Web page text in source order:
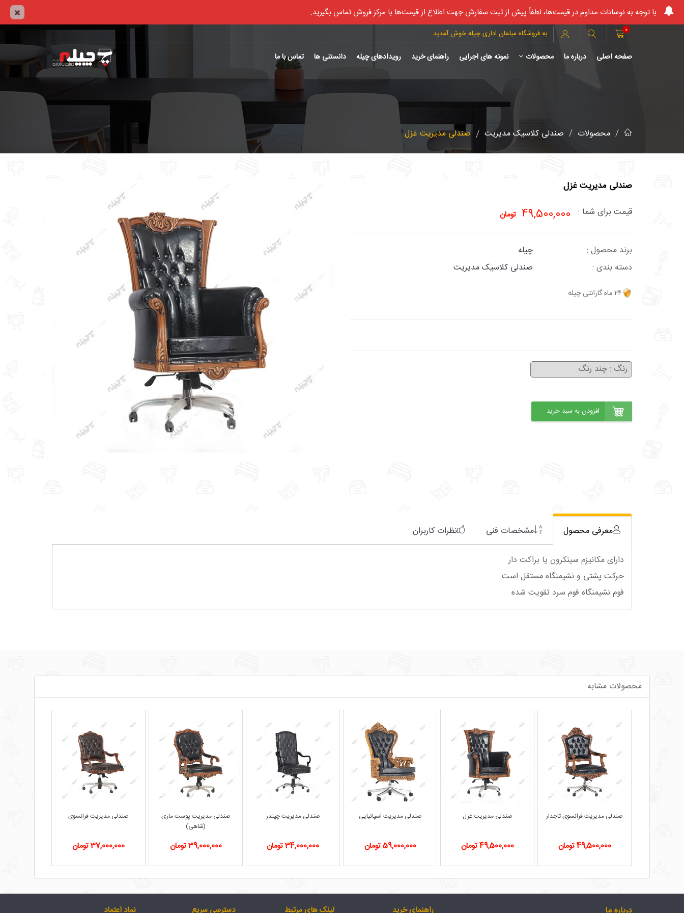
با توجه به نوسانات مداوم در قیمت‌ها، لطفاً پیش از ثبت سفارش جهت اطلاع از قیمت‌ها با مرکز فروش تماس بگیرید.
به فروشگاه مبلمان اداری چیله خوش آمدید 0
صفحه اصلی درباره ما محصولات نمونه های اجرایی راهنمای خرید رویدادهای چیله دانستنی ها تماس با ما
محصولات صندلی کلاسیک مدیریت صندلی مدیریت غزل
صندلی مدیریت غزل
قیمت برای شما : 49,500,000 تومان
برند محصول :
چیله
دسته بندی :
صندلی کلاسیک مدیریت
۲۴ ماه گارانتی چیله
معرفی محصول مشخصات فنی نظرات کاربران
دارای مکانیزم سینکرون یا براکت دار
حرکت پشتی و نشیمنگاه مستقل است
فوم نشیمنگاه فوم سرد تقویت شده
محصولات مشابه
صندلی مدیریت فرانسوی
37,000,000 تومان
صندلی مدیریت پوست ماری
(شاهی)
39,000,000 تومان
صندلی مدیریت چپندر
34,000,000 تومان
صندلی مدیریت اسپانیایی
59,000,000 تومان
صندلی مدیریت غزل
49,500,000 تومان
صندلی مدیریت فرانسوی تاجدار
49,500,000 تومان
نماد اعتماد دسترسی سریع لینک های مرتبط راهنمای خرید